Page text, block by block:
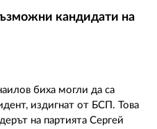
кандидати на
биха могли да са
издигнат от БСП. Това
на партията Сергей